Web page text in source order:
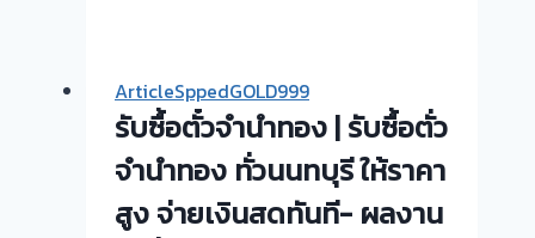
ทอง
บาง
ม่วง
ซอย
กัน
ทอง
|
รับ
ตั่ว
ArticleSppedGOLD999
รับซื้อตั๋วจำนำทอง | รับซื้อตั่ว
จำนำทอง ทั่วนนทบุรี ให้ราคา
สูง จ่ายเงินสดทันที- ผลงาน